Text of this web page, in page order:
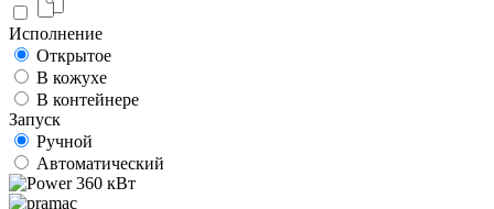
Исполнение
Открытое
В кожухе
В контейнере
Запуск
Ручной
Автоматический
360 кВт